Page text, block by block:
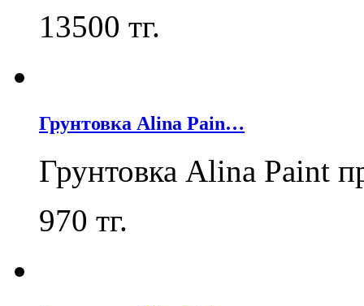
13500 тг.
Грунтовка Alina Pain…
Грунтовка Alina Paint
970 тг.